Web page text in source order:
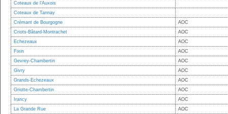
Coteaux de l'Auxois
Coteaux de Tannay
Crémant de Bourgogne
AOC
Criots-Bâtard-Montrachet
AOC
Echezeaux
AOC
Fixin
AOC
Gevrey-Chambertin
AOC
Givry
AOC
Grands-Echezeaux
AOC
Griotte-Chambertin
AOC
Irancy
AOC
La Grande Rue
AOC